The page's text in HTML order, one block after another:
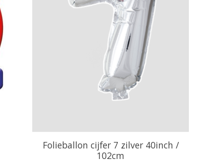
Folieballon cijfer 7 zilver 40inch /
102cm